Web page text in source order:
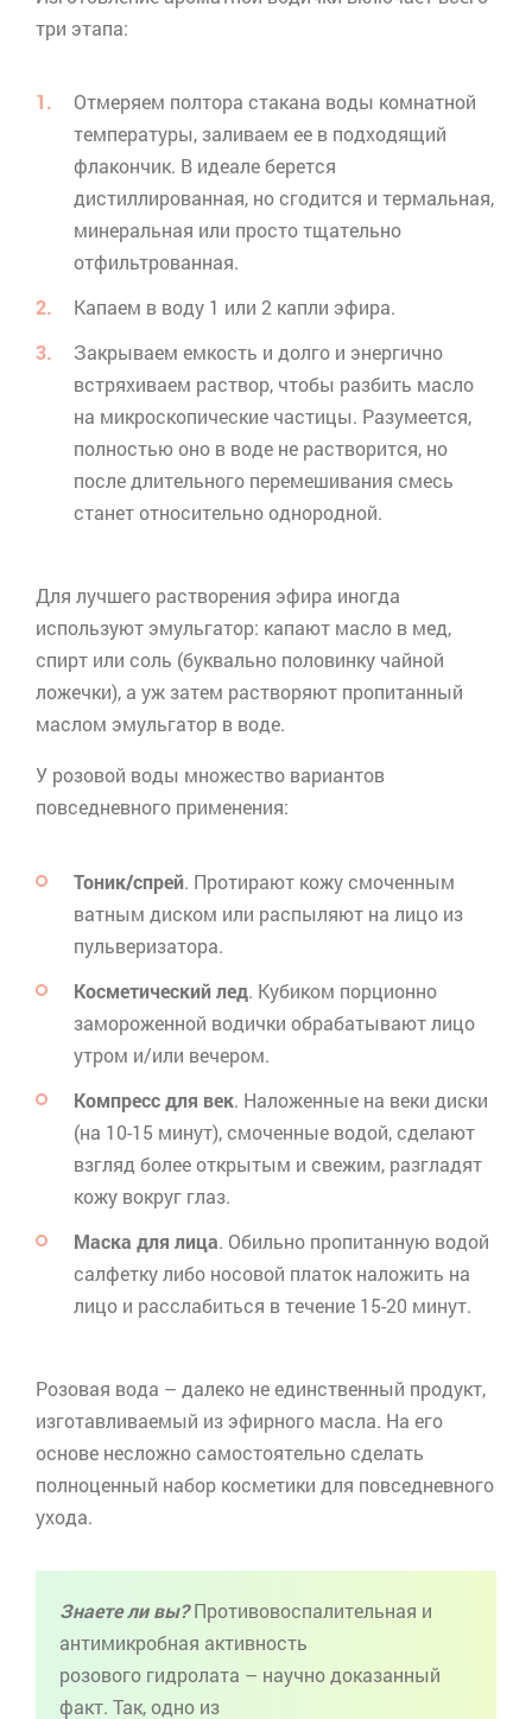
три этапа:
Отмеряем полтора стакана воды комнатной
температуры, заливаем ее в подходящий
флакончик. В идеале берется
дистиллированная, но сгодится и термальная,
минеральная или просто тщательно
отфильтрованная.
Капаем в воду 1 или 2 капли эфира.
Закрываем емкость и долго и энергично
встряхиваем раствор, чтобы разбить масло
на микроскопические частицы. Разумеется,
полностью оно в воде не растворится, но
после длительного перемешивания смесь
станет относительно однородной.
Для лучшего растворения эфира иногда
используют эмульгатор: капают масло в мед,
спирт или соль (буквально половинку чайной
ложечки), а уж затем растворяют пропитанный
маслом эмульгатор в воде.
У розовой воды множество вариантов
повседневного применения:
Тоник/спрей. Протирают кожу смоченным
ватным диском или распыляют на лицо из
пульверизатора.
Косметический лед. Кубиком порционно
замороженной водички обрабатывают лицо
утром и/или вечером.
Компресс для век. Наложенные на веки диски
(на 10-15 минут), смоченные водой, сделают
взгляд более открытым и свежим, разгладят
кожу вокруг глаз.
Маска для лица. Обильно пропитанную водой
салфетку либо носовой платок наложить на
лицо и расслабиться в течение 15-20 минут.
Розовая вода – далеко не единственный продукт,
изготавливаемый из эфирного масла. На его
основе несложно самостоятельно сделать
полноценный набор косметики для повседневного
ухода.
Знаете ли вы?Противовоспалительная и
антимикробная активность
розового гидролата – научно доказанный
факт. Так, одно из